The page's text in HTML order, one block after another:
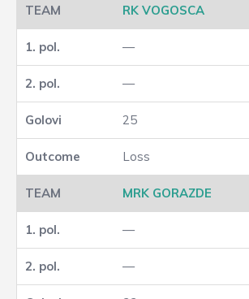
RK VOGOSCA
—
—
25
Loss
MRK GORAZDE
—
—